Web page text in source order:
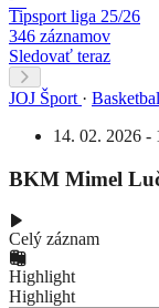
Tipsport liga 25/26
346 záznamov
Sledovať teraz
JOJ Šport · Basketbal
14. 02. 2026 -
BKM Mimel
Celý záznam
Highlight
Highlight